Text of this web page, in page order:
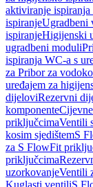
aktiviranje
ispiranjeUgradbeni
ispiranjeHigijenski
ugradbeni moduli
ispiranja WC-a s
za Pribor za
uređajem za
dijeloviRezervni
komponente
priključcimaVentili
kosim sjedištemS
za S FlowFit
priključcima
uzorkovanjeVentili
Kuglasti ventiliS